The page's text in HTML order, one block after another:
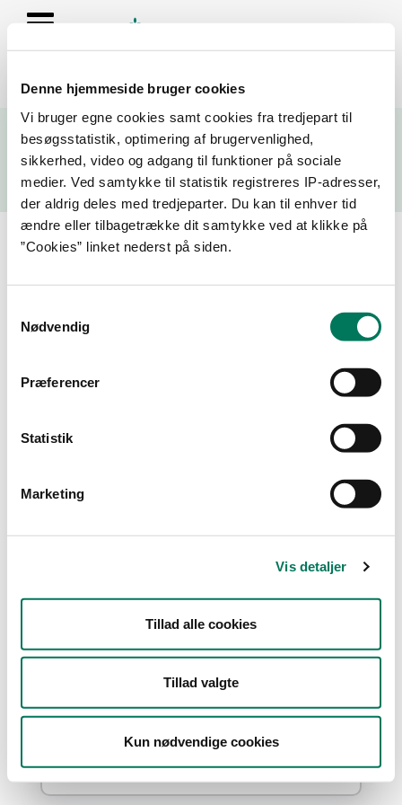
Denne hjemmeside bruger cookies
Vi bruger egne cookies samt cookies fra tredjepart til
besøgsstatistik, optimering af brugervenlighed,
sikkerhed, video og adgang til funktioner på sociale
medier. Ved samtykke til statistik registreres IP-adresser,
der aldrig deles med tredjeparter. Du kan til enhver tid
ændre eller tilbagetrække dit samtykke ved at klikke på
”Cookies” linket nederst på siden.
Nødvendig
Præferencer
Statistik
Marketing
Vis detaljer
Tillad alle cookies
Tillad valgte
Kun nødvendige cookies
Se resultater fra fødevarekontrollen og virksomhedernes seneste
fire kontrolrapporter
Søg
Søg på adresse, postnummer, by, firmanavn
Resultater for "føtex 1322"
Filtrer din søgning
Type
Branche
Bagere og bagerafdelinger(1)
Vis flere